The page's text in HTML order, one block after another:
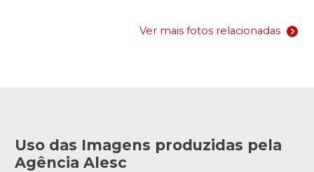
Ver mais fotos relacionadas
Uso das Imagens produzidas pela
Agência Alesc